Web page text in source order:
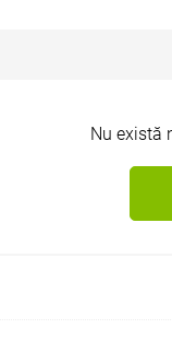
Nu există